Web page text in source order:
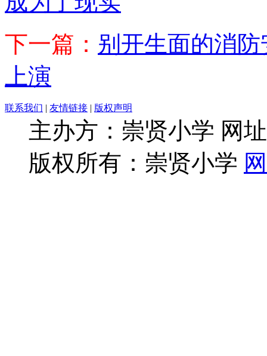
下一篇： 别开生面的消
上演
联系我们 | 友情链接 | 版权声明
主办方：崇贤小学 网
版权所有：崇贤小学